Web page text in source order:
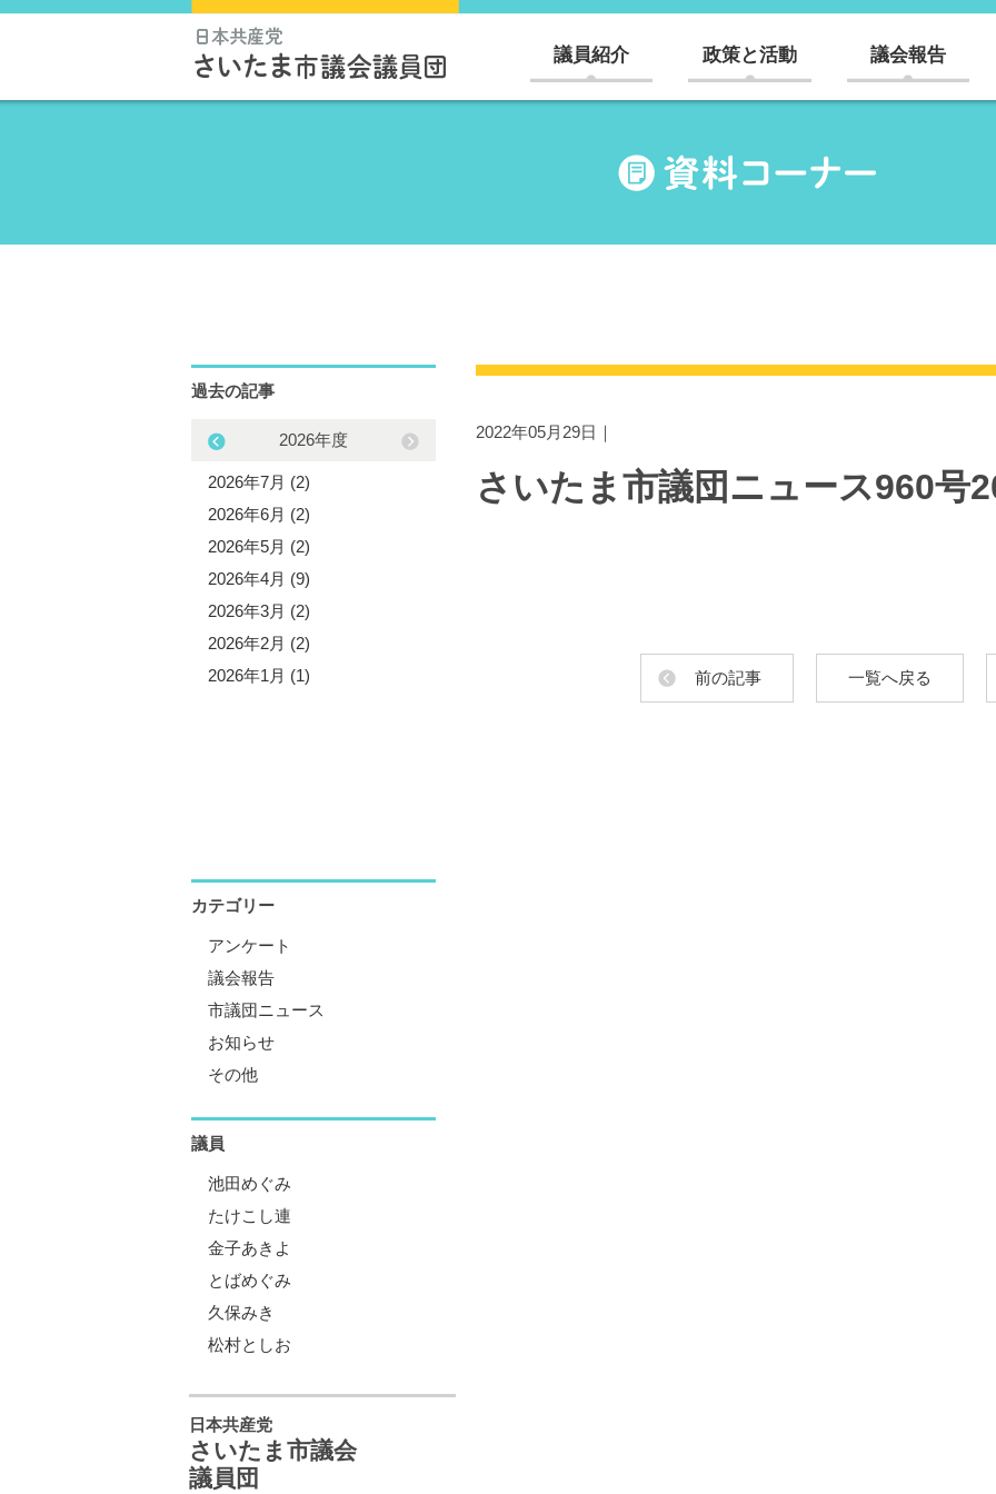
議員紹介 政策と活動 議会報告
2022年05月29日｜
さいたま市議団ニュース960号
前の記事 一覧へ戻る
過去の記事
2026年度
2026年7月 (2)
2026年6月 (2)
2026年5月 (2)
2026年4月 (9)
2026年3月 (2)
2026年2月 (2)
2026年1月 (1)
カテゴリー
アンケート
議会報告
市議団ニュース
お知らせ
その他
議員
池田めぐみ
たけこし連
金子あきよ
とばめぐみ
久保みき
松村としお
日本共産党
さいたま市議会
議員団